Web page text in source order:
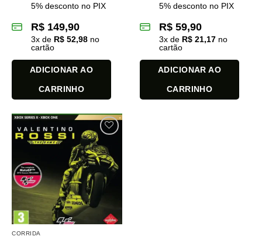
5% desconto no PIX
R$ 149,90
3x de R$ 52,98 no
cartão
ADICIONAR AO
CARRINHO
5% desconto no PIX
R$ 59,90
3x de R$ 21,17 no
cartão
ADICIONAR AO
CARRINHO
CORRIDA